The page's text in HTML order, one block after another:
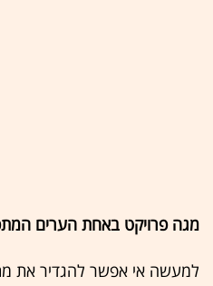
מגה פרויקט באחת הערים